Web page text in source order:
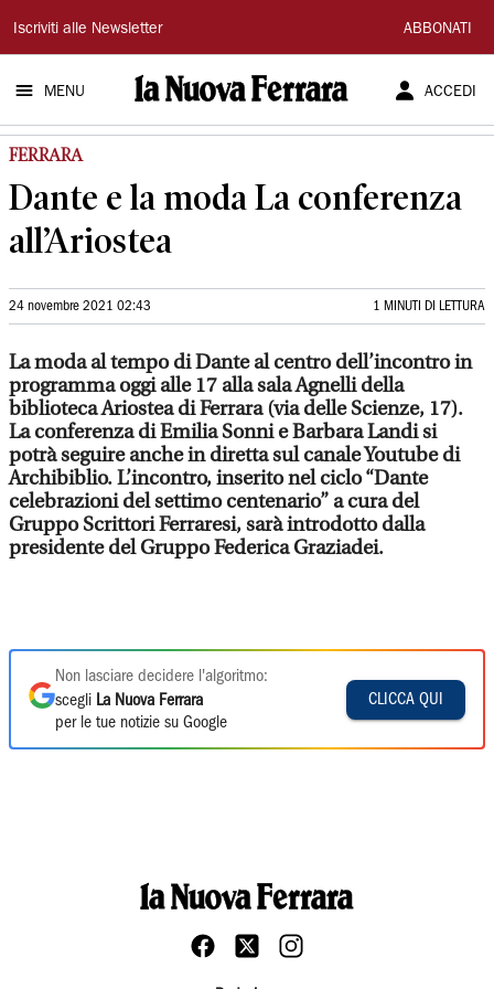
La
Nuova
Ferrara
Iscriviti alle Newsletter ABBONATI
MENU ACCEDI
FERRARA
Dante e la moda La conferenza
all’Ariostea
24 novembre 2021 02:43 1 MINUTI DI LETTURA
La moda al tempo di Dante al centro dell’incontro in
programma oggi alle 17 alla sala Agnelli della
biblioteca Ariostea di Ferrara (via delle Scienze, 17).
La conferenza di Emilia Sonni e Barbara Landi si
potrà seguire anche in diretta sul canale Youtube di
Archibiblio. L’incontro, inserito nel ciclo “Dante
celebrazioni del settimo centenario” a cura del
Gruppo Scrittori Ferraresi, sarà introdotto dalla
presidente del Gruppo Federica Graziadei.
Non lasciare decidere l'algoritmo:
scegli La Nuova Ferrara
per le tue notizie su Google
CLICCA QUI